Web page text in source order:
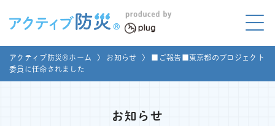
アクティブ防災とは?
アクティブ防災®ホーム 〉 お知らせ 〉
■ご報告■東京都のプロジェクト
委員に任命されました
お知らせ